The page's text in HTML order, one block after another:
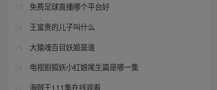
23 免费足球直播哪个平台好
24 王富贵的儿子叫什么
25 大猿魂百目妖姬是谁
26 电视剧狐妖小红娘尾生篇是哪一集
27 海贼王111集在线观看